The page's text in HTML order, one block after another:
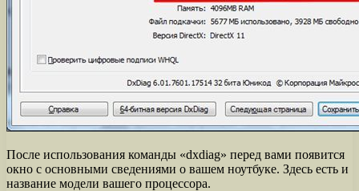
После использования команды «dxdiag» перед вами появится
окно с основными сведениями о вашем ноутбуке. Здесь есть и
название модели вашего процессора.